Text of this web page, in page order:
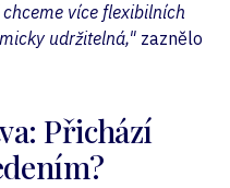
více flexibilních
udržitelná," zaznělo
Přichází